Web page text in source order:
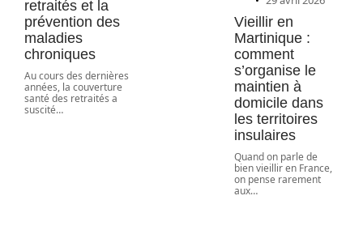
retraités et la
prévention des
maladies
chroniques
Au cours des dernières
années, la couverture
santé des retraités a
suscité…
Vieillir en
Martinique :
comment
s’organise le
maintien à
domicile dans
les territoires
insulaires
Quand on parle de
bien vieillir en France,
on pense rarement
aux…